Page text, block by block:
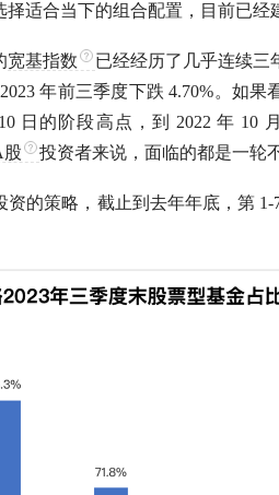
适合当下的组合配置，目前已经
宽基指数 已经经历了几乎连续三
年前三季度下跌 4.70%。如果
日的阶段高点，到 2022 年 10
股 投资者来说，面临的都是一轮
的策略，截止到去年年底，第